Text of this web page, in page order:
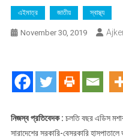
এইমাত্র জাতীয় স্বাস্থ্য
November 30, 2019
নিজস্ব প্রতিবেদক : চলতি বছর এডিস
সারাদেশের সরকারি-বেসরকারি